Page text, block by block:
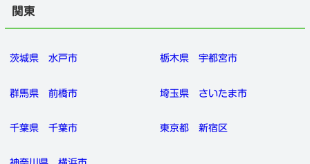
関東
茨城県 水戸市 栃木県 宇都宮市
群馬県 前橋市 埼玉県 さいたま市
千葉県 千葉市 東京都 新宿区